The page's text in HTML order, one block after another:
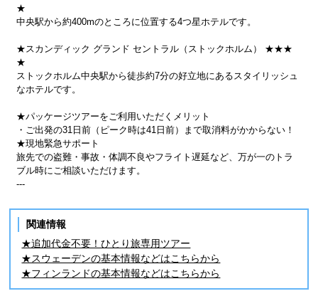
★
中央駅から約400mのところに位置する4つ星ホテルです。
★スカンディック グランド セントラル（ストックホルム） ★★★
★
ストックホルム中央駅から徒歩約7分の好立地にあるスタイリッシュ
なホテルです。
★パッケージツアーをご利用いただくメリット
・ご出発の31日前（ピーク時は41日前）まで取消料がかからない！
★現地緊急サポート
旅先での盗難・事故・体調不良やフライト遅延など、万が一のトラ
ブル時にご相談いただけます。
---
関連情報
★追加代金不要！ひとり旅専用ツアー
★スウェーデンの基本情報などはこちらから
★フィンランドの基本情報などはこちらから